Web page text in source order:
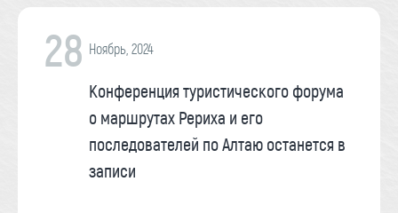
28 Ноябрь, 2024
Конференция туристического форума
о маршрутах Рериха и его
последователей по Алтаю останется в
записи